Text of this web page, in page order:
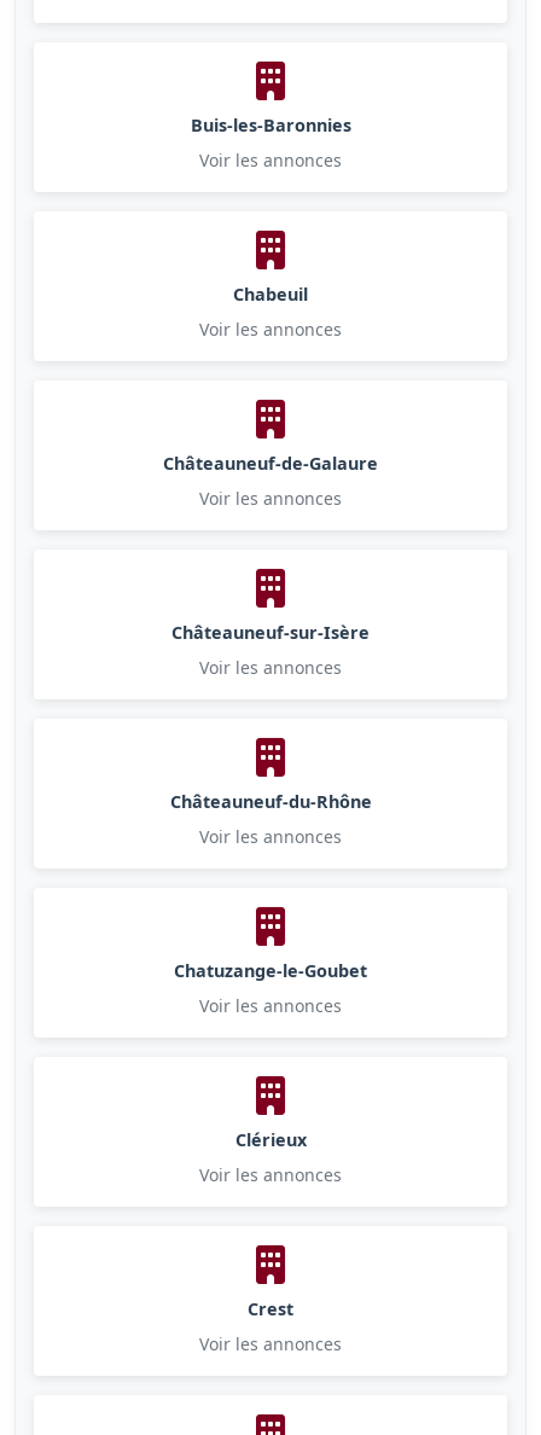
Buis-les-Baronnies
Voir les annonces
Chabeuil
Voir les annonces
Châteauneuf-de-Galaure
Voir les annonces
Châteauneuf-sur-Isère
Voir les annonces
Châteauneuf-du-Rhône
Voir les annonces
Chatuzange-le-Goubet
Voir les annonces
Clérieux
Voir les annonces
Crest
Voir les annonces